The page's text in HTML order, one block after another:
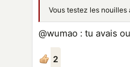
Vous testez les
@wumao : tu avais
2